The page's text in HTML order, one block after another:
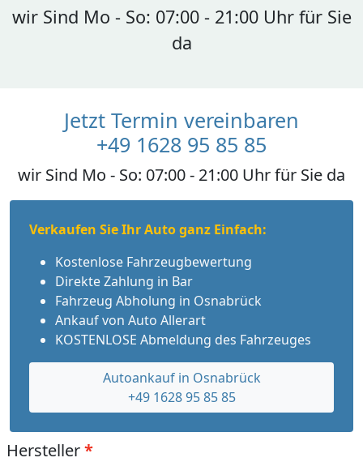
wir Sind Mo - So: 07:00 - 21:00 Uhr für Sie
da
Jetzt Termin vereinbaren
+49 1628 95 85 85
wir Sind Mo - So: 07:00 - 21:00 Uhr für Sie da
Verkaufen Sie Ihr Auto ganz Einfach:
Kostenlose Fahrzeugbewertung
Direkte Zahlung in Bar
Fahrzeug Abholung in Osnabrück
Ankauf von Auto Allerart
KOSTENLOSE Abmeldung des Fahrzeuges
Autoankauf in Osnabrück
+49 1628 95 85 85
Hersteller